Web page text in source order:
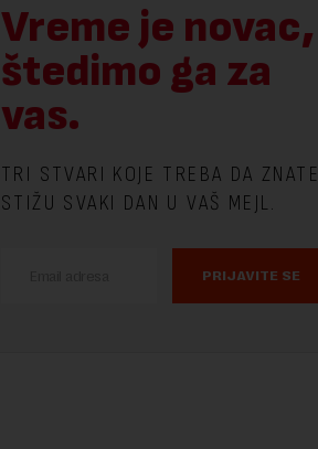
Vreme je novac,
štedimo ga za
vas.
TRI STVARI KOJE TREBA DA ZNATE
STIŽU SVAKI DAN U VAŠ MEJL.
PRIJAVITE SE